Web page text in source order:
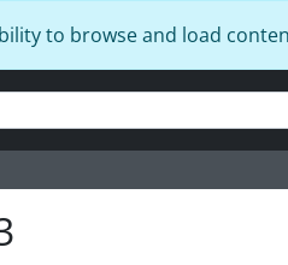
to browse and load
- Registro das
- Ofícios do
- Ofícios do
- Ofícios da Diretoria e Secretaria
- Registro de Terras
- Registro de Terras
- Registro de Terras